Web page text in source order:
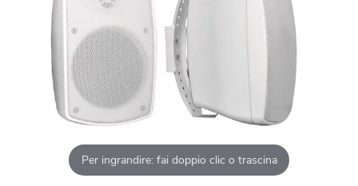
Per ingrandire: fai doppio clic o trascina